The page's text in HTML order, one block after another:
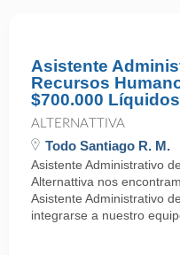
Asistente
Recursos
$700.000 Líquidos
ALTERNATTIVA
Todo Santiago R. M.
Asistente Administrativo
Alternattiva nos
Asistente Administrativo
integrarse a nuestro